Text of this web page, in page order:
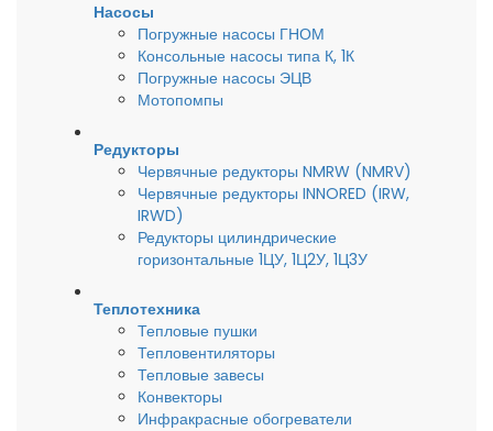
Насосы
Погружные насосы ГНОМ
Консольные насосы типа К, 1К
Погружные насосы ЭЦВ
Мотопомпы
Редукторы
Червячные редукторы NMRW (NMRV)
Червячные редукторы INNORED (IRW,
IRWD)
Редукторы цилиндрические
горизонтальные 1ЦУ, 1Ц2У, 1Ц3У
Теплотехника
Тепловые пушки
Тепловентиляторы
Тепловые завесы
Конвекторы
Инфракрасные обогреватели